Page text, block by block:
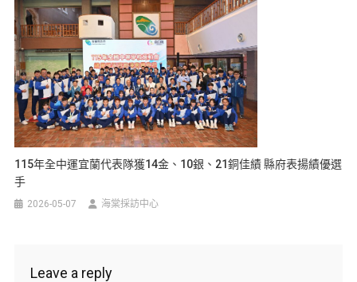
115年全中運宜蘭代表隊獲14金、10銀、21銅佳績 縣府表揚績優選
手
2026-05-07 海棠採訪中心
Leave a reply